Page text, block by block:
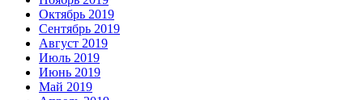
Октябрь 2019
Сентябрь 2019
Август 2019
Июль 2019
Июнь 2019
Май 2019